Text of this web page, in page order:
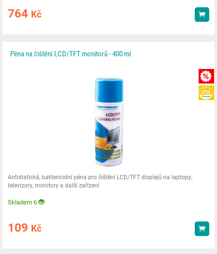
764 Kč
Pěna na čištění LCD/TFT monitorů - 400 ml
Antistatická, baktericidní pěna pro čištění LCD/TFT displejů na laptopy,
televizory, monitory a další zařízení
Skladem 6
109 Kč